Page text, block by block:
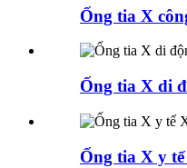
Ống tia X
Ống tia X di
Ống tia X y